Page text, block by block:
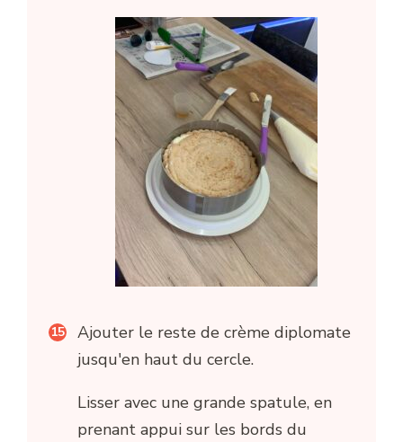
Ajouter le reste de crème diplomate
jusqu'en haut du cercle.
Lisser avec une grande spatule, en
prenant appui sur les bords du